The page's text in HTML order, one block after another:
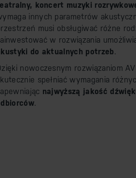
koncert muzyki
innych parametrów
musi obsługiwać różne
w rozwiązania
do aktualnych potrzeb.
nowoczesnym rozwiązaniom
spełniać wymagania
najwyższą jakość
.